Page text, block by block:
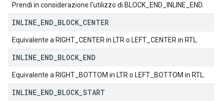
Prendi in considerazione l'utilizzo di BLOCK_END_INLINE_END.
INLINE END BLOCK CENTER
Equivalente a RIGHT_CENTER in LTR o LEFT_CENTER in RTL.
INLINE END BLOCK END
Equivalente a RIGHT_BOTTOM in LTR o LEFT_BOTTOM in RTL.
INLINE END BLOCK START